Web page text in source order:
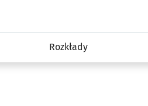
Rozkłady